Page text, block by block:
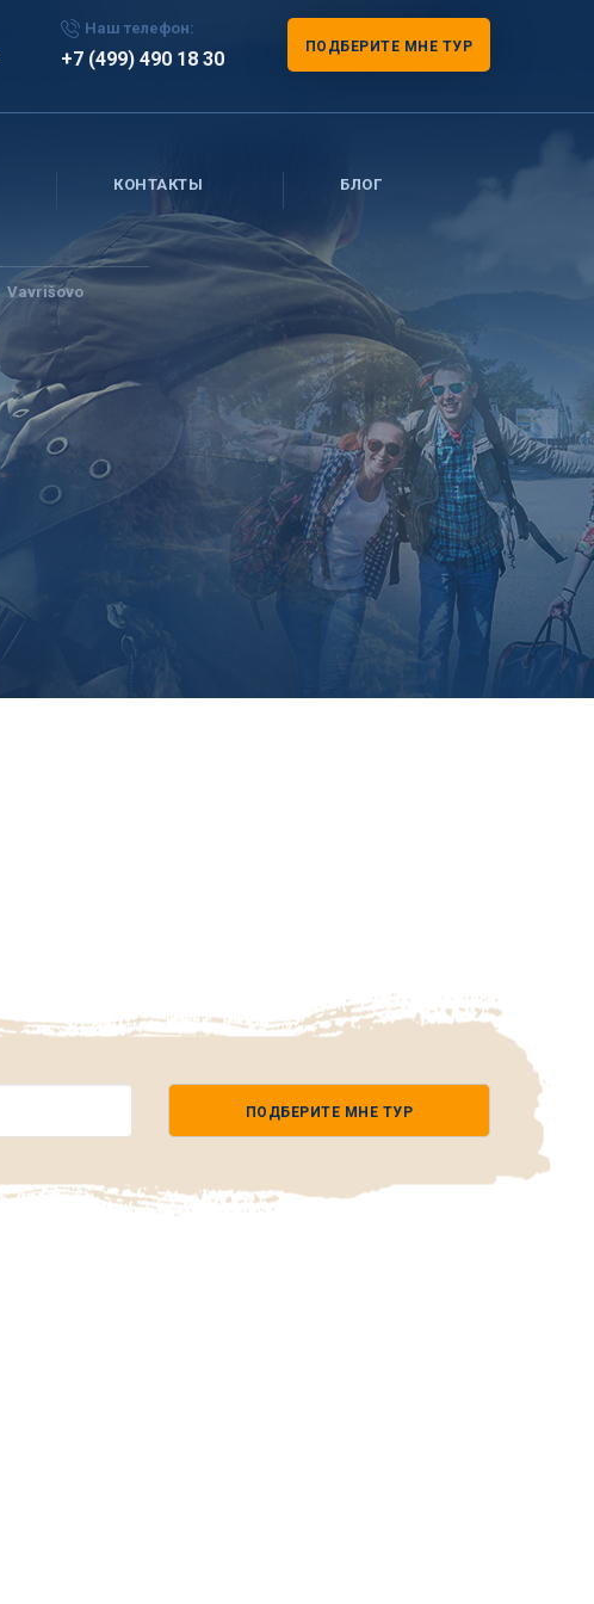
Наш телефон:
+7 (499) 490 18 30
ПОДБЕРИТЕ МНЕ ТУР
КОНТАКТЫ БЛОГ
Vavrišovo
ПОДБЕРИТЕ МНЕ ТУР